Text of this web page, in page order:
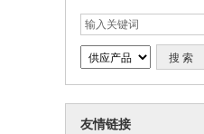
友情链接